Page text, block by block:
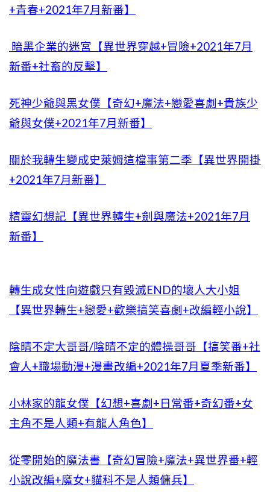
+青春+2021年7月新番】
暗黑企業的迷宮【異世界穿越+冒險+2021年7月
新番+社畜的反擊】
死神少爺與黑女僕【奇幻+魔法+戀愛喜劇+貴族少
爺與女僕+2021年7月新番】
關於我轉生變成史萊姆這檔事第二季【異世界開掛
+2021年7月新番】
精靈幻想記【異世界轉生+劍與魔法+2021年7月
新番】
轉生成女性向遊戲只有毀滅END的壞人大小姐
【異世界轉生+戀愛+歡樂搞笑喜劇+改編輕小說】
陰晴不定大哥哥/陰晴不定的體操哥哥【搞笑番+社
會人+職場動漫+漫畫改編+2021年7月夏季新番】
小林家的龍女僕【幻想+喜劇+日常番+奇幻番+女
主角不是人類+有龍人角色】
從零開始的魔法書【奇幻冒險+魔法+異世界番+輕
小說改編+魔女+貓科不是人類傭兵】